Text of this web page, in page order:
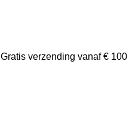
Gratis verzending vanaf € 100